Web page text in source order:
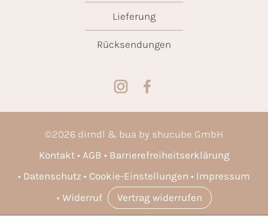
Lieferung
Rücksendungen
©2026 dirndl & bua by shucube GmbH
Kontakt
AGB
Barrierefreiheitserklärung
Datenschutz
Cookie-Einstellungen
Impressum
Widerruf
Vertrag widerrufen